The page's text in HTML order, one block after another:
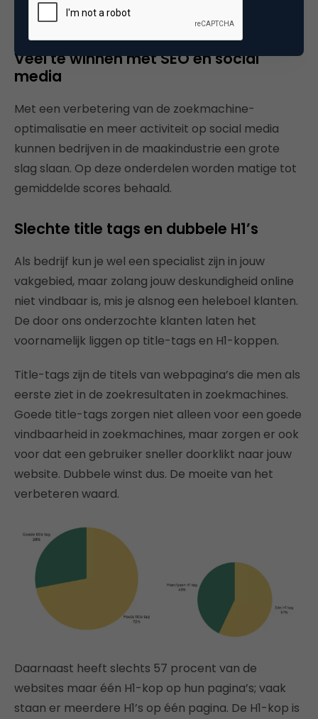
ruimte voor verbetering dus.
Veel te winnen met SEO en social
media
Met een verbetering van de zoekmachine-
optimalisatie en meer activiteit op social media
kunnen bedrijven in de maakindustrie een grote
slag slaan. Op deze onderdelen worden matige tot
gemiddelde scores behaald.
Slechte title tags en dubbele H1’s
Als bedrijf kun je wel een specialist zijn in jouw
vakgebied, maar zolang jouw deskundigheid online
niet vindbaar is, mis je alsnog een heleboel klanten.
De door ons onderzochte klanten laten het
voornamelijk liggen op title-tags en H1-koppen.
Title-tags zijn de titels van webpagina’s die men als
eerste ziet in de zoekresultaten in zoekmachines.
Goede title-tags zorgen niet alleen voor een goede
vindbaarheid in zoekmachines, maar zorgen er ook
voor dat een gebruiker sneller doorklikt naar jouw
website. Dubbele winst dus. De moeite van het
verbeteren waard.
Daarnaast heeft slechts 57 procent van de
websites maar één H1-kop op hun pagina’s; vaak
staan er meerdere H1’s op één pagina. De H1-kop is